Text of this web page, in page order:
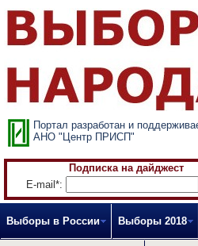
Портал разработан и
АНО "Центр ПРИСП"
Подписка на дайджест
E-mail*:
Выборы в России Выборы 2018